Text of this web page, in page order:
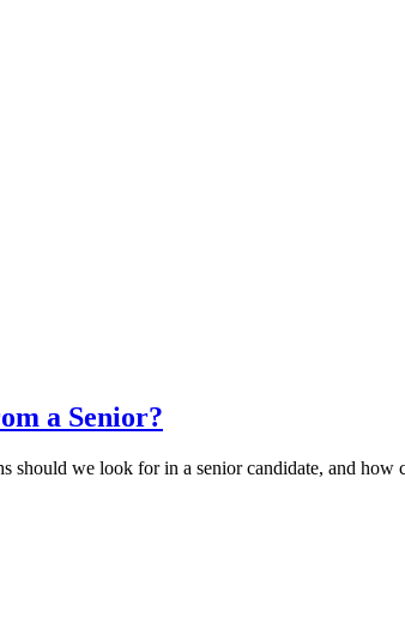
a Senior?
should we look for in a senior candidate, and how